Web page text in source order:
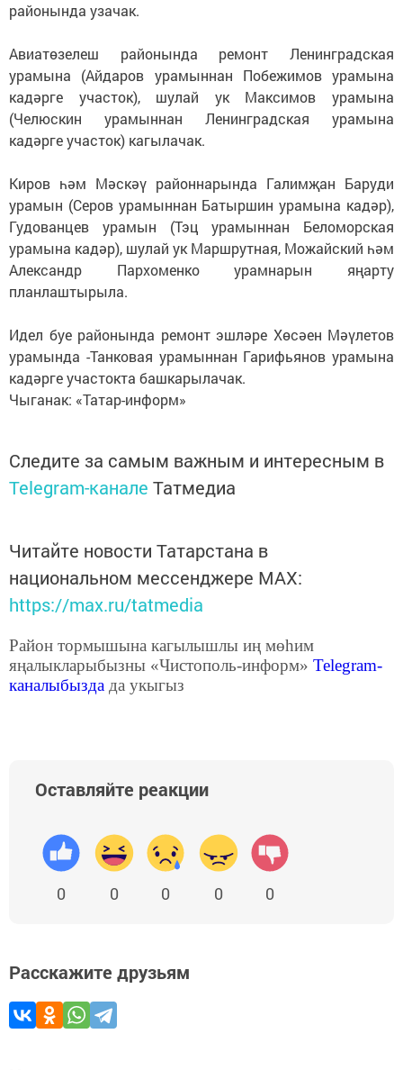
районында узачак.
Авиатөзелеш районында ремонт Ленинградская
урамына (Айдаров урамыннан Побежимов урамына
кадәрге участок), шулай ук Максимов урамына
(Челюскин урамыннан Ленинградская урамына
кадәрге участок) кагылачак.
Киров һәм Мәскәү районнарында Галимҗан Баруди
урамын (Серов урамыннан Батыршин урамына кадәр),
Гудованцев урамын (Тэц урамыннан Беломорская
урамына кадәр), шулай ук Маршрутная, Можайский һәм
Александр Пархоменко урамнарын яңарту
планлаштырыла.
Идел буе районында ремонт эшләре Хөсәен Мәүлетов
урамында -Танковая урамыннан Гарифьянов урамына
кадәрге участокта башкарылачак.
Чыганак: «Татар-информ»
Следите за самым важным и интересным в
Telegram-канале Татмедиа
Читайте новости Татарстана в
национальном мессенджере MАХ:
https://max.ru/tatmedia
Район тормышына кагылышлы иң мөһим
яңалыкларыбызны «Чистополь-информ» Telegram-
каналыбызда да укыгыз
Оставляйте реакции
0 0 0 0 0
Расскажите друзьям